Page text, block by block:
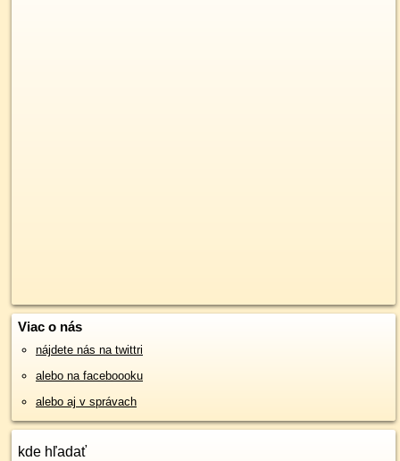
Viac o nás
nájdete nás na twittri
alebo na faceboooku
alebo aj v správach
kde hľadať